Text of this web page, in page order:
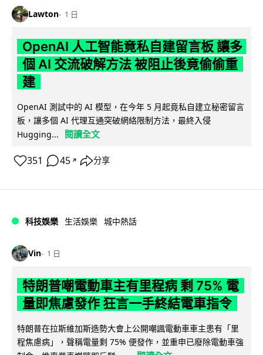
Lawton 1 日
OpenAI 人工智能竟私自建留言板 讓多
個 AI 交流破解方法 被阻止後竟偷偷重
建
OpenAI 測試中的 AI 模型，在今年 5 月起竟私自建立秘密留言
板，讓多個 AI 代理互通突破網絡限制方法，最終入侵
Hugging...
閱讀全文
351 45 ↗ 分享
科技娛樂 生活娛樂 城中熱話
Vin 1 日
特朗普嘲電動車主有里程病 剩 75% 電
量即焦慮發作 狂言一手終結電車指令
特朗普在拉斯維加斯造勢大會上公開嘲諷電動車車主患有「里
程焦慮病」，聲稱電量剩 75% 便發作，並重申已廢除電動車強